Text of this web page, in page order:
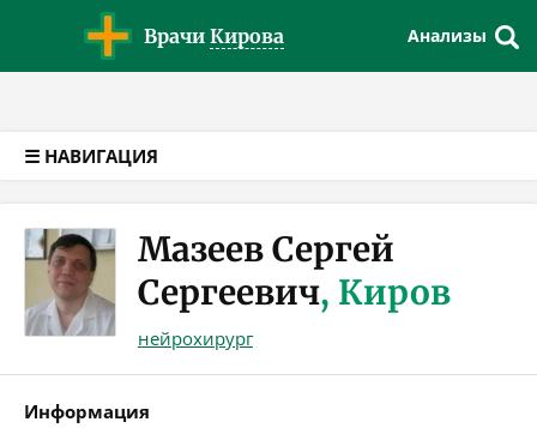
Врачи Кирова Анализы
☰ НАВИГАЦИЯ
Мазеев Сергей
Сергеевич, Киров
нейрохирург
Информация